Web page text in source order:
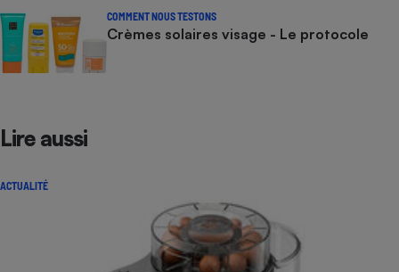
COMMENT NOUS TESTONS
Crèmes solaires visage - Le protocole
Lire aussi
ACTUALITÉ